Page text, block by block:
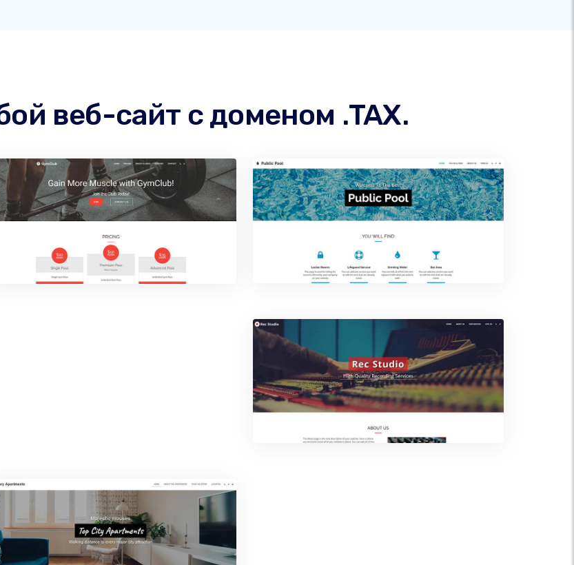
веб-сайт с доменом .TAX.